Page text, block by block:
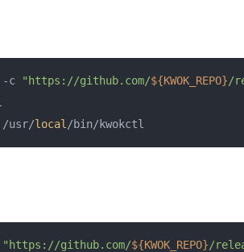
-c "https://github.com/${KWOK_REPO}/
/usr/local /bin/kwokctl
"https://github.com/${KWOK_REPO}/